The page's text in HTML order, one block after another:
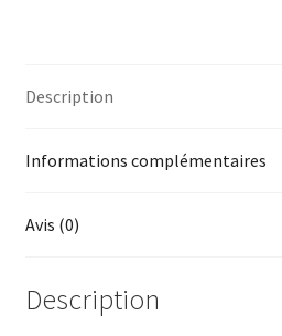
Description
Informations complémentaires
Avis (0)
Description